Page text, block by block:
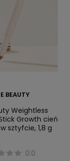
BEAUTY
Weightless
Growth cień
sztyfcie, 1,8 g
0.0